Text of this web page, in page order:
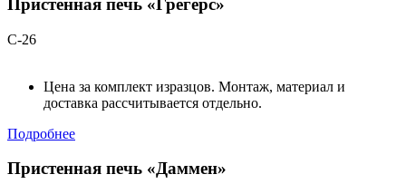
Пристенная печь «Грегерс»
С-26
Цена за комплект изразцов. Монтаж, материал и
доставка рассчитывается отдельно.
Подробнее
Пристенная печь «Даммен»